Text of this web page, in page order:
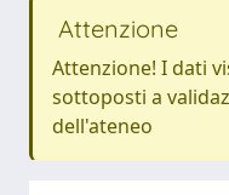
Attenzione
Attenzione! I dati
sottoposti a
dell'ateneo